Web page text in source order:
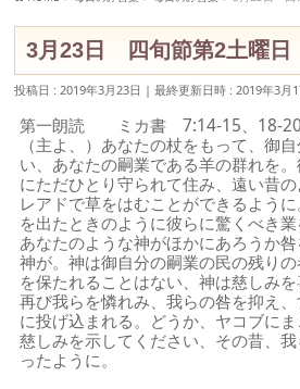
3月23日 四旬節第2土曜日
投稿日 : 2019年3月23日 最終更新日時 : 2019年3月
第一朗読 ミカ書 7:14-15、18-20
（主よ、）あなたの杖をもって、御
い、あなたの嗣業である羊の群れを
にただひとり守られて住み、遠い昔
レアドで草をはむことができるよう
を出たときのように彼らに驚くべき業
あなたのような神がほかにあろうか
神が。神は御自分の嗣業の民の残り
を保たれることはない、神は慈しみ
再び我らを憐れみ、我らの咎を抑え
に投げ込まれる。どうか、ヤコブに
慈しみを示してください、その昔、
ったように。